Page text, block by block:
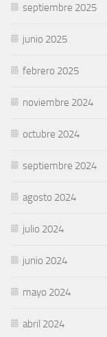
septiembre 2025
junio 2025
febrero 2025
noviembre 2024
octubre 2024
septiembre 2024
agosto 2024
julio 2024
junio 2024
mayo 2024
abril 2024